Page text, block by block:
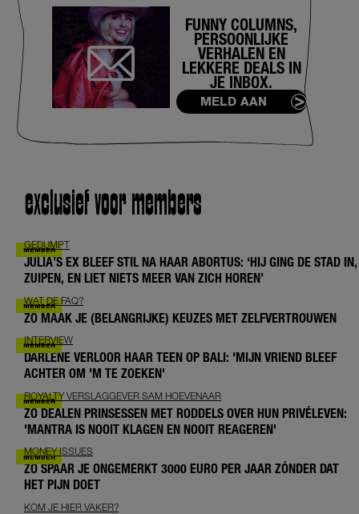
FUNNY COLUMNS,
PERSOONLIJKE
VERHALEN EN
LEKKERE DEALS IN
JE INBOX.
MELD AAN
exclusief voor members
GEDUMPT
JULIA’S EX BLEEF STIL NA HAAR ABORTUS: ‘HIJ GING DE STAD IN,
ZUIPEN, EN LIET NIETS MEER VAN ZICH HOREN’
WAT DE FAQ?
ZO MAAK JE (BELANGRIJKE) KEUZES MET ZELFVERTROUWEN
INTERVIEW
DARLENE VERLOOR HAAR TEEN OP BALI: 'MIJN VRIEND BLEEF
ACHTER OM 'M TE ZOEKEN'
ROYALTY VERSLAGGEVER SAM HOEVENAAR
ZO DEALEN PRINSESSEN MET RODDELS OVER HUN PRIVÉLEVEN:
'MANTRA IS NOOIT KLAGEN EN NOOIT REAGEREN'
MONEY ISSUES
ZO SPAAR JE ONGEMERKT 3000 EURO PER JAAR ZÓNDER DAT
HET PIJN DOET
KOM JE HIER VAKER?